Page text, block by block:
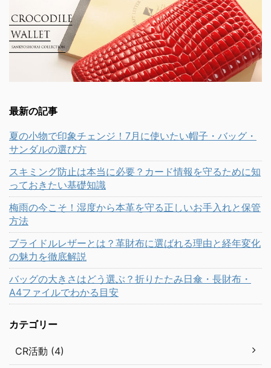
最新の記事
夏の小物で印象チェンジ！7月に使いたい帽子・バッグ・
サンダルの選び方
スキミング防止は本当に必要？カード情報を守るために知
っておきたい基礎知識
梅雨の今こそ！湿度から本革を守る正しいお手入れと保管
方法
ブライドルレザーとは？革財布に選ばれる理由と経年変化
の魅力を徹底解説
バッグの大きさはどう選ぶ？折りたたみ日傘・長財布・
A4ファイルでわかる目安
カテゴリー
CR活動 (4)